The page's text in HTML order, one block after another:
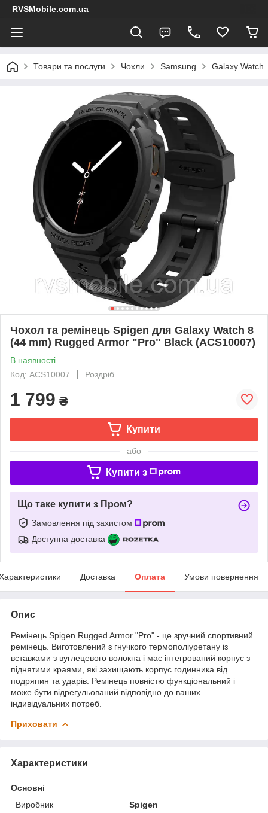
RVSMobile.com.ua
Товари та послуги Чохли Samsung Galaxy Watch
Чохол та ремінець Spigen для Galaxy Watch 8
(44 mm) Rugged Armor "Pro" Black (ACS10007)
В наявності
Код: ACS10007
Роздріб
1 799 ₴
Купити
або
Купити з
Що таке купити з Пром?
Замовлення під захистом
Доступна доставка
Доставка Оплата Умови повернення
Опис
Ремінець Spigen Rugged Armor "Pro" - це зручний спортивний
ремінець. Виготовлений з гнучкого термополіуретану із
вставками з вуглецевого волокна і має інтегрований корпус з
піднятими краями, які захищають корпус годинника від
подряпин та ударів. Ремінець повністю функціональний і
може бути відрегульований відповідно до ваших
індивідуальних потреб.
Приховати
Характеристики
Основні
Виробник
Spigen